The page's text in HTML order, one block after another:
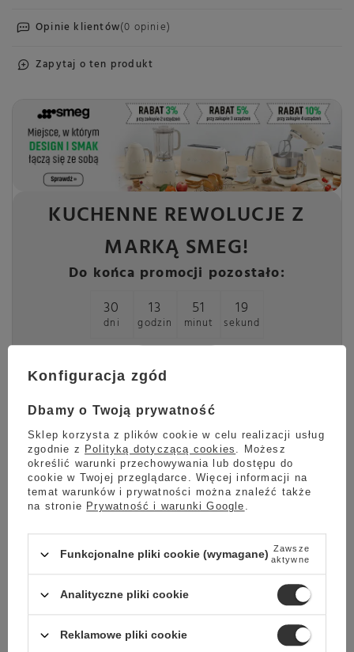
Opinie klientów(0 opinie)
Zapytaj o ten produkt
KUCHENNE REWOLUCJE Z
MARKĄ SMEG!
Do końca promocji pozostało:
30
dni
13
godzin
51
minut
19
sekund
Filtr wody Jura CLARIS Pro Blue+
Filtr wody Jura CLARIS Pro Blue+ to nowa wersja wkładuJura Claris
Pro Blue. Filtr gwarantuje otrzymanie zawsze świeżej,
przefiltrowanej, delikatnej w smaku wody, służącej do przygotowania
kawy w ekspresie. Specjalnie opracowane z myślą o ekspresach JURA i
pozwalają uzyskać neutralny odczyn pH wody.
Jura CLARIS Pro Blue+
to nowy wkład, który jeszcze bardziej rewolucjonizuje filtrację wody.
W opakowaniach filtrów mogą wystąpić krople wody wytwarzające
w filtrze granulat ze względu na dużą ilość wody związanej.
Wahania temperatury mogą przyczyniać się do skraplania wody
tworząc kropelki widoczne na opakowaniu. Kropelki na opakowaniu
Konfiguracja zgód
Dbamy o Twoją prywatność
Sklep korzysta z plików cookie w celu realizacji usług
zgodnie z Polityką dotyczącą cookies . Możesz
określić warunki przechowywania lub dostępu do
cookie w Twojej przeglądarce. Więcej informacji na
temat warunków i prywatności można znaleźć także
na stronie Prywatność i warunki Google .
Funkcjonalne pliki cookie (wymagane) Zawsze
aktywne
Analityczne pliki cookie
Reklamowe pliki cookie